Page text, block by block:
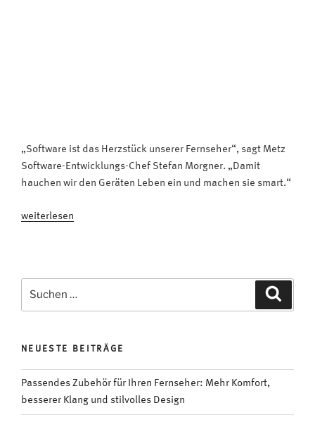
„Software ist das Herzstück unserer Fernseher“, sagt Metz
Software-Entwicklungs-Chef Stefan Morgner. „Damit
hauchen wir den Geräten Leben ein und machen sie smart.“
„Ein
„Smarte
Software
TVs
Leben
ein“
#VIDEO“
weiterlesen
nach:
NEUESTE BEITRÄGE
Passendes Zubehör für Ihren Fernseher: Mehr Komfort,
besserer Klang und stilvolles Design